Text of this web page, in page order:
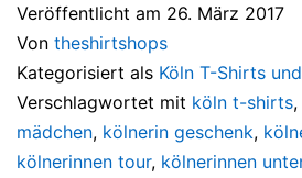
Veröffentlicht am 26. März 2017
Von theshirtshops
Kategorisiert als Köln T-Shirts
Verschlagwortet mit köln t-shirts,
mädchen, kölnerin geschenk,
kölnerinnen tour, kölnerinnen